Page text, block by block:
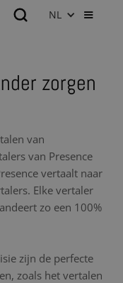
NL
zorgen
van
van Presence
vertaalt naar
Elke vertaler
zo een 100%
zijn de perfecte
zoals het vertalen